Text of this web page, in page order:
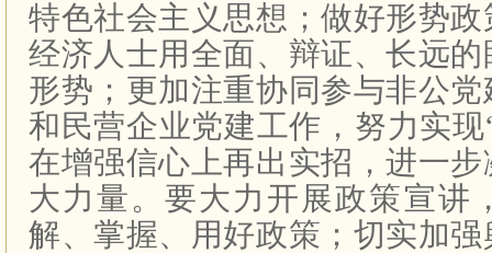
特色社会主义思想；做好形势
经济人士用全面、辩证、长远
形势；更加注重协同参与非公
和民营企业党建工作，努力实
在增强信心上再出实招，进一
大力量。要大力开展政策宣讲
解、掌握、用好政策；切实加